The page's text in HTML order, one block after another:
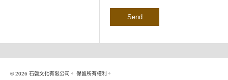
© 2026 石磬文化有限公司。 保留所有權利。